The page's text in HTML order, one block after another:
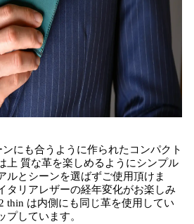
にも合うように作られたコンパクト
上 質な革を楽しめるようにシンプル
ルとシーンを選ばずご使用頂けま
タリアレザーの経年変化がお楽しみ
thin は内側にも同じ革を使用してい
プしています。